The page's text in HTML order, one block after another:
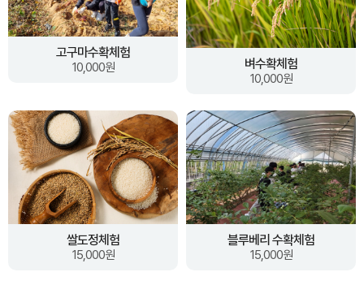
고구마수확체험
10,000원 벼수확체험
10,000원
쌀도정체험
15,000원
블루베리 수확체험
15,000원